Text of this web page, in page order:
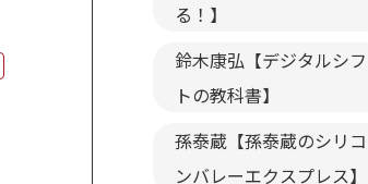
る！】
鈴木康弘【デジタルシフ
トの教科書】
孫泰蔵【孫泰蔵のシリコ
ンバレーエクスプレス】